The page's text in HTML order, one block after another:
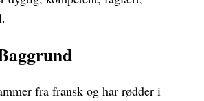
fra fransk og har rødder i